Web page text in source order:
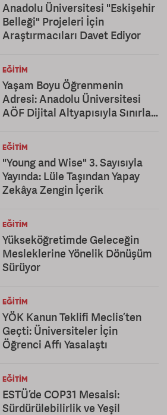
Anadolu Üniversitesi "Eskişehir
Belleği" Projeleri İçin
Araştırmacıları Davet Ediyor
EĞITIM
Yaşam Boyu Öğrenmenin
Adresi: Anadolu Üniversitesi
AÖF Dijital Altyapısıyla Sınırları
EĞITIM
"Young and Wise" 3. Sayısıyla
Yayında: Lüle Taşından Yapay
Zekâya Zengin İçerik
EĞITIM
Yükseköğretimde Geleceğin
Mesleklerine Yönelik Dönüşüm
Sürüyor
EĞITIM
YÖK Kanun Teklifi Meclis’ten
Geçti: Üniversiteler İçin
Öğrenci Affı Yasalaştı
EĞITIM
ESTÜ’de COP31 Mesaisi:
Sürdürülebilirlik ve Yeşil